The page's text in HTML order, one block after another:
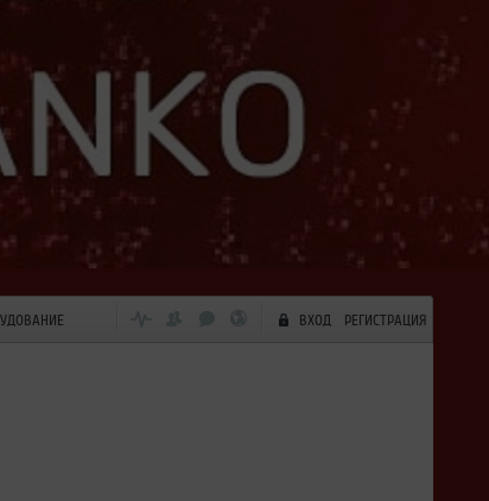
ВХОД РЕГИСТРАЦИЯ